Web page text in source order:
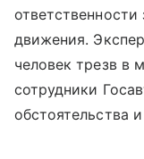
движения.
человек трезв в
сотрудники
обстоятельства